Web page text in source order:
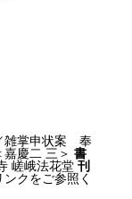
雑掌申状案 奉
慶二 三＞ 書
嵯峨法花堂 刊
クをご参照く